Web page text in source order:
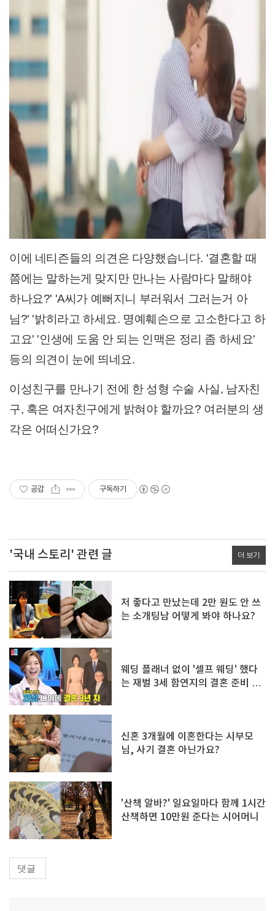
이에 네티즌들의 의견은 다양했습니다. '결혼할 때
쯤에는 말하는게 맞지만 만나는 사람마다 말해야
하나요?' 'A씨가 예뻐지니 부러워서 그러는거 아
님?' '밝히라고 하세요. 명예훼손으로 고소한다고 하
고요' '인생에 도움 안 되는 인맥은 정리 좀 하세요'
등의 의견이 눈에 띄네요.
이성친구를 만나기 전에 한 성형 수술 사실, 남자친
구, 혹은 여자친구에게 밝혀야 할까요? 여러분의 생
각은 어떠신가요?
공감 구독하기
'국내 스토리' 관련 글 더 보기
저 좋다고 만났는데 2만 원도 안 쓰
는 소개팅남 어떻게 봐야 하나요?
웨딩 플래너 없이 '셀프 웨딩' 했다
는 재벌 3세 함연지의 결혼 준비 꿀
신혼 3개월에 이혼한다는 시부모
님, 사기 결혼 아닌가요?
'산책 알바?' 일요일마다 함께 1시간
산책하면 10만원 준다는 시어머니
댓글